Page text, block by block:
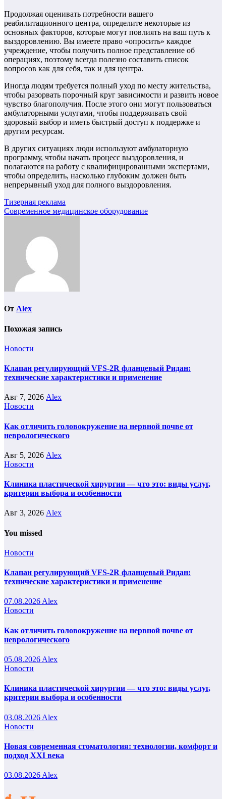
Продолжая оценивать потребности вашего
реабилитационного центра, определите некоторые из
основных факторов, которые могут повлиять на ваш путь к
выздоровлению. Вы имеете право «опросить» каждое
учреждение, чтобы получить полное представление об
операциях, поэтому всегда полезно составить список
вопросов как для себя, так и для центра.
Иногда людям требуется полный уход по месту жительства,
чтобы разорвать порочный круг зависимости и развить новое
чувство благополучия. После этого они могут пользоваться
амбулаторными услугами, чтобы поддерживать свой
здоровый выбор и иметь быстрый доступ к поддержке и
другим ресурсам.
В других ситуациях люди используют амбулаторную
программу, чтобы начать процесс выздоровления, и
полагаются на работу с квалифицированными экспертами,
чтобы определить, насколько глубоким должен быть
непрерывный уход для полного выздоровления.
Навигация
по
Тизерная реклама
Современное медицинское оборудование
От Alex
Похожая запись
Новости
Клапан регулирующий VFS-2R фланцевый Ридан:
технические характеристики и применение
Авг 7, 2026 Alex
Новости
Как отличить головокружение на нервной почве от
неврологического
Авг 5, 2026 Alex
Новости
Клиника пластической хирургии — что это: виды услуг,
критерии выбора и особенности
Авг 3, 2026 Alex
You missed
Новости
Клапан регулирующий VFS-2R фланцевый Ридан:
технические характеристики и применение
07.08.2026Alex
Новости
Как отличить головокружение на нервной почве от
неврологического
05.08.2026 Alex
Новости
Клиника пластической хирургии — что это: виды услуг,
критерии выбора и особенности
03.08.2026 Alex
Новости
Новая современная стоматология: технологии, комфорт и
подход XXI века
03.08.2026 Alex